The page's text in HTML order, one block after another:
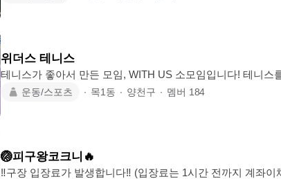
시간 이내 자소서
위더스 테니스
테니스가 좋아서 만든 모임, WITH US 소모임입니다! 테니스를 처음 시작하는 테
생아부터, 누구나 테니스를 즐기고 싶은 분들이라면 환영이에
8시 구로귀뚜라미 테니스장 일반게임 루키스게임, 앞으로 정기 모임 공지, 참가 신
청, 자유 소통은 여기서 진행할 예정이
운동/스포츠 ∙ 목1동 ∙ 양천구 ∙ 멤버 184
🏐피구왕코크니🔥
‼️구장 입장료가 발생합니다‼️ (입장료는 1시간 전까지 계좌이체) 피구왕코크